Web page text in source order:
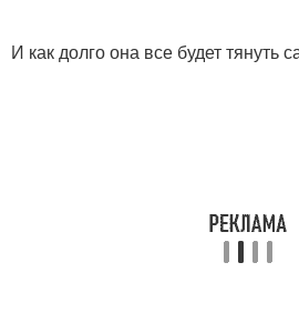
И как долго она все будет тянуть